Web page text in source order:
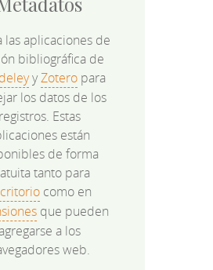
las aplicaciones de
bibliográfica de
yZoteropara
los datos de los
registros. Estas
están
de forma
tanto para
como en
que pueden
a los
web.